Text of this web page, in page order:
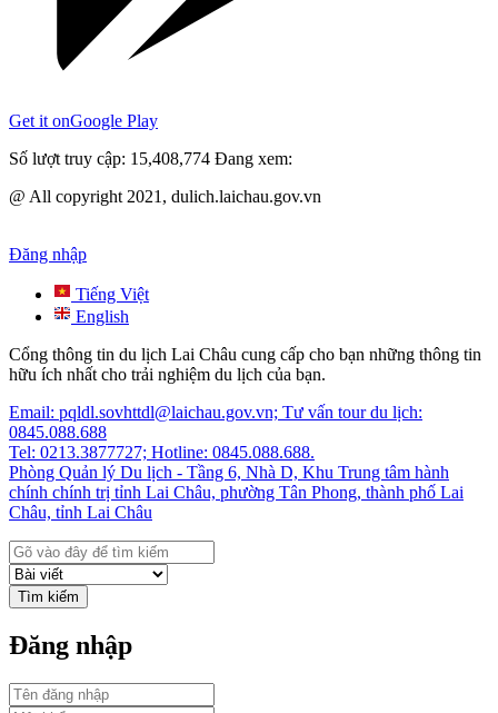
Get it onGoogle Play
Số lượt truy cập: 15,408,774 Đang xem:
@ All copyright 2021, dulich.laichau.gov.vn
Đăng nhập
Tiếng Việt
English
Cổng thông tin du lịch Lai Châu cung cấp cho bạn những thông tin
hữu ích nhất cho trải nghiệm du lịch của bạn.
Email: pqldl.sovhttdl@laichau.gov.vn; Tư vấn tour du lịch:
0845.088.688
Tel: 0213.3877727; Hotline: 0845.088.688.
Phòng Quản lý Du lịch - Tầng 6, Nhà D, Khu Trung tâm hành
chính chính trị tỉnh Lai Châu, phường Tân Phong, thành phố Lai
Châu, tỉnh Lai Châu
Tìm kiếm
Đăng nhập